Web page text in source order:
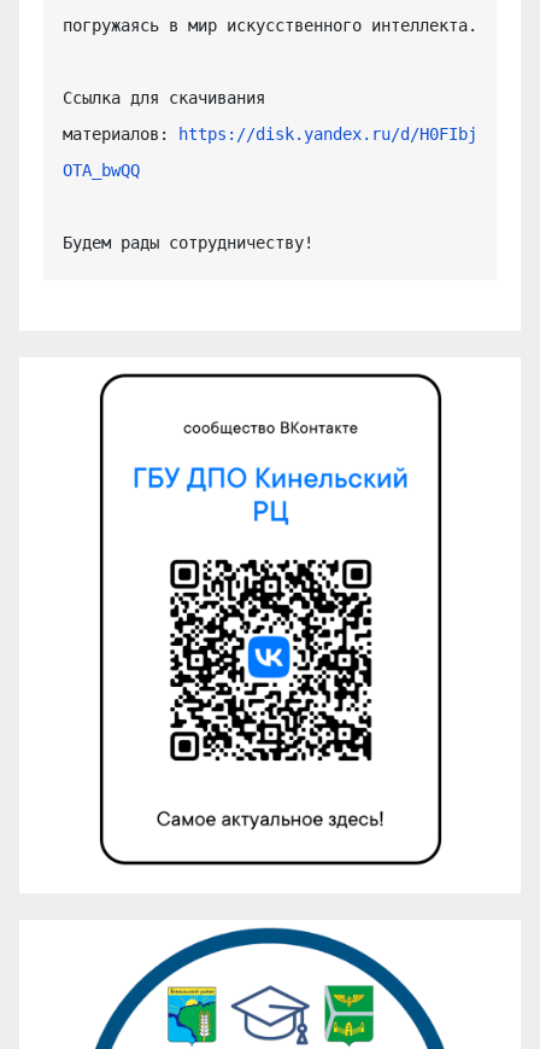
погружаясь в мир искусственного интеллекта.
Ссылка для скачивания
материалов:
https://disk.yandex.ru/d/H0FIbj
OTA_bwQQ
Будем рады сотрудничеству!